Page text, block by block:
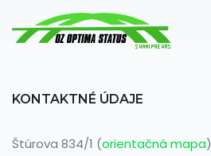
KONTAKTNÉ ÚDAJE
Štúrova 834/1 (orientačná mapa)